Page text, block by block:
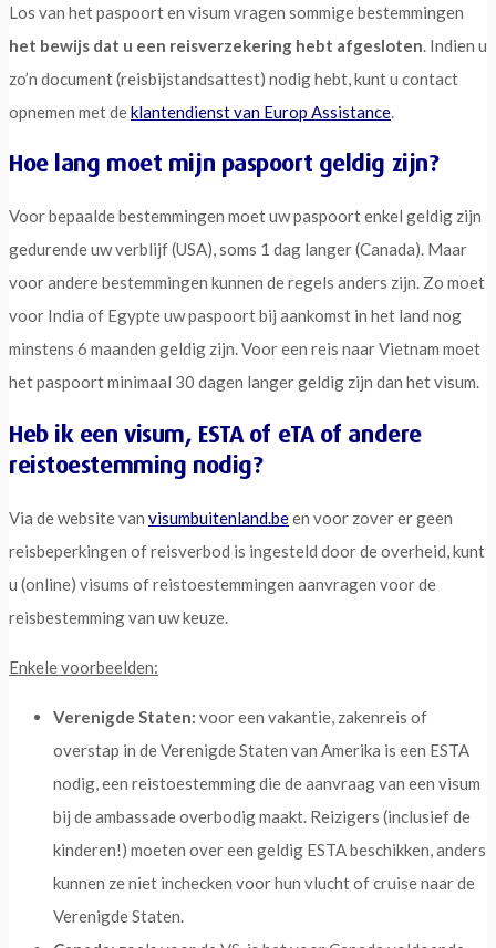
Los van het paspoort en visum vragen sommige bestemmingen
het bewijs dat u een reisverzekering hebt afgesloten. Indien u
zo’n document (reisbijstandsattest) nodig hebt, kunt u contact
opnemen met deklantendienst van Europ Assistance.
Hoe lang moet mijn paspoort geldig zijn?
Voor bepaalde bestemmingen moet uw paspoort enkel geldig zijn
gedurende uw verblijf (USA), soms 1 dag langer (Canada). Maar
voor andere bestemmingen kunnen de regels anders zijn. Zo moet
voor India of Egypte uw paspoort bij aankomst in het land nog
minstens 6 maanden geldig zijn. Voor een reis naar Vietnam moet
het paspoort minimaal 30 dagen langer geldig zijn dan het visum.
Heb ik een visum, ESTA of eTA of andere
reistoestemming nodig?
Via de website van visumbuitenland.been voor zover er geen
reisbeperkingen of reisverbod is ingesteld door de overheid, kunt
u (online) visums of reistoestemmingen aanvragen voor de
reisbestemming van uw keuze.
Enkele voorbeelden:
Verenigde Staten: voor een vakantie, zakenreis of
overstap in de Verenigde Staten van Amerika is een ESTA
nodig, een reistoestemming die de aanvraag van een visum
bij de ambassade overbodig maakt. Reizigers (inclusief de
kinderen!) moeten over een geldig ESTA beschikken, anders
kunnen ze niet inchecken voor hun vlucht of cruise naar de
Verenigde Staten.